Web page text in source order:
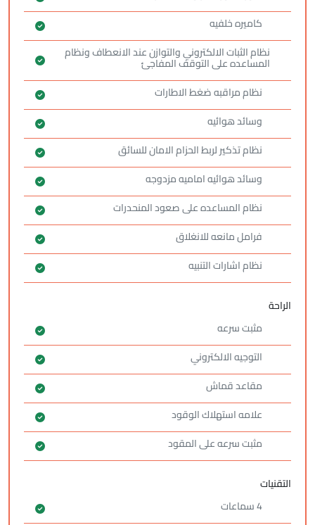
كاميره خلفيه
نظام الثبات الالكتروني والتوازن عند الانعطاف ونظام
المساعده على التوقف المفاجئ
نظام مراقبه ضغط الاطارات
وسائد هوائيه
نظام تذكير لربط الحزام الامان للسائق
وسائد هوائيه اماميه مزدوجه
نظام المساعده على صعود المنحدرات
فرامل مانعه للانغلاق
نظام اشارات التنبيه
الراحة
مثبت سرعه
التوجيه الالكتروني
مقاعد قماش
علامه استهلاك الوقود
مثبت سرعه على المقود
التقنيات